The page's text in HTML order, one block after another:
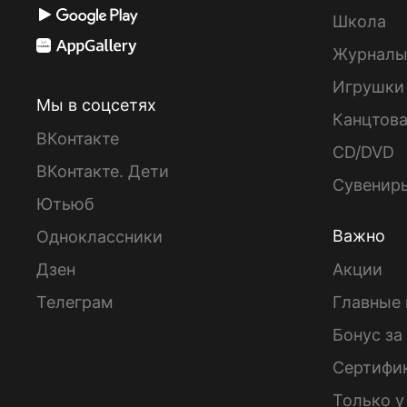
Мы в соцсетях
ВКонтакте
ВКонтакте. Дети
Ютьюб
Одноклассники
Дзен
Телеграм
Школа
Журналы
Игрушки
CD/DVD
Важно
Акции
Главные
Бонус
Только